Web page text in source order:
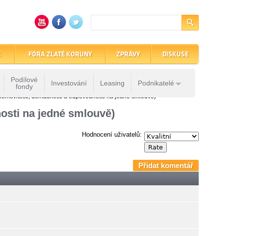
Podílové
fondy
Investování Leasing Podnikatelé
FÓRA ZLATÉ KORUNY ZPRÁVY DISKUSE
domácnosti a odpovědnosti na jedné smlouvě)
na jedné smlouvě)
Hodnocení uživatelů:
Přidat komentář